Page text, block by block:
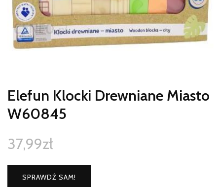
Elefun Klocki Drewniane Miasto
W60845
37,99zł
SPRAWDŹ SAM!